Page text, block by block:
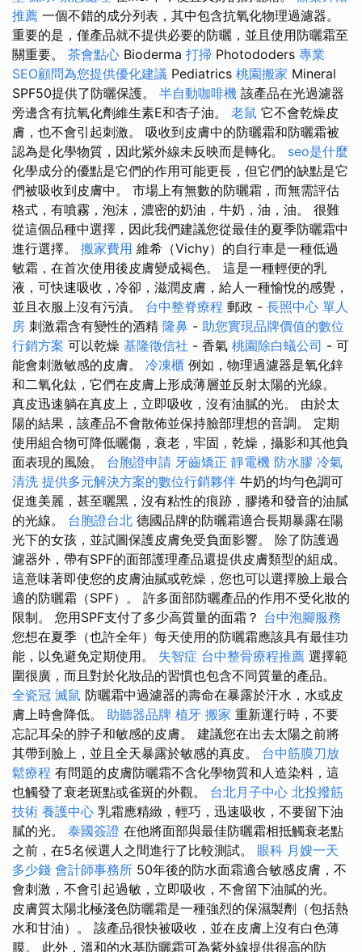
推薦 一個不錯的成分列表，其中包含抗氧化物理過濾器。
重要的是，僅產品就不提供必要的防曬，並且使用防曬霜至
關重要。 茶會點心 Bioderma 打掃 Photododers 專業
SEO顧問為您提供優化建議 Pediatrics 桃園搬家 Mineral
SPF50提供了防曬保護。 半自動咖啡機 該產品在光過濾器
旁邊含有抗氧化劑維生素E和杏子油。 老鼠 它不會乾燥皮
膚，也不會引起刺激。 吸收到皮膚中的防曬霜和防曬霜被
認為是化學物質，因此紫外線未反映而是轉化。 seo是什麼
化學成分的優點是它們的作用可能更長，但它們的缺點是它
們被吸收到皮膚中。 市場上有無數的防曬霜，而無需評估
格式，有噴霧，泡沫，濃密的奶油，牛奶，油，油。 很難
從這個品種中選擇，因此我們建議您從最佳的夏季防曬霜中
進行選擇。 搬家費用 維希（Vichy）的自行車是一種低過
敏霜，在首次使用後皮膚變成褐色。 這是一種輕便的乳
液，可快速吸收，冷卻，滋潤皮膚，給人一種愉悅的感覺，
並且衣服上沒有污漬。 台中整脊療程 郵政 - 長照中心 單人
房 刺激霜含有變性的酒精 隆鼻 - 助您實現品牌價值的數位
行銷方案 可以乾燥 基隆徵信社 - 香氣 桃園除白蟻公司 - 可
能會刺激敏感的皮膚。 冷凍櫃 例如，物理過濾器是氧化鋅
和二氧化鈦，它們在皮膚上形成薄層並反射太陽的光線。
真皮迅速躺在真皮上，立即吸收，沒有油膩的光。 由於太
陽的結果，該產品不會散佈並保持臉部理想的音調。 定期
使用組合物可降低曬傷，衰老，牢固，乾燥，攝影和其他負
面表現的風險。 台胞證申請 牙齒矯正 靜電機 防水膠 冷氣
清洗 提供多元解決方案的數位行銷夥伴 牛奶的均勻色調可
促進美麗，甚至曬黑，沒有粘性的痕跡，膠捲和發音的油膩
的光線。 台胞證台北 德國品牌的防曬霜適合長期暴露在陽
光下的女孩，並試圖保護皮膚免受負面影響。 除了防護過
濾器外，帶有SPF的面部護理產品還提供皮膚類型的組成。
這意味著即使您的皮膚油膩或乾燥，您也可以選擇臉上最合
適的防曬霜（SPF）。 許多面部防曬產品的作用不受化妝的
限制。 您用SPF支付了多少高質量的面霜？ 台中泡腳服務
您想在夏季（也許全年）每天使用的防曬霜應該具有最佳功
能，以免避免定期使用。 失智症 台中整骨療程推薦 選擇範
圍很廣，而且對於化妝品的習慣也包含不同質量的產品。
全瓷冠 滅鼠 防曬霜中過濾器的壽命在暴露於汗水，水或皮
膚上時會降低。 助聽器品牌 植牙 搬家 重新運行時，不要
忘記耳朵的脖子和敏感的皮膚。 建議您在出去太陽之前將
其帶到臉上，並且全天暴露於敏感的真皮。 台中筋膜刀放
鬆療程 有問題的皮膚防曬霜不含化學物質和人造染料，這
也觸發了衰老斑點或雀斑的外觀。 台北月子中心 北投撥筋
技術 養護中心 乳霜應精緻，輕巧，迅速吸收，不要留下油
膩的光。 泰國簽證 在他將面部與最佳防曬霜相抵觸衰老點
之前，在5名候選人之間進行了比較測試。 眼科 月嫂一天
多少錢 會計師事務所 50年後的防水面霜適合敏感皮膚，不
會刺激，不會引起過敏，立即吸收，不會留下油膩的光。
皮膚質太陽北極淺色防曬霜是一種強烈的保濕製劑（包括熱
水和甘油）。 該產品很快被吸收，並在皮膚上沒有白色薄
膜。 此外，溫和的水基防曬霜可為紫外線提供很高的防